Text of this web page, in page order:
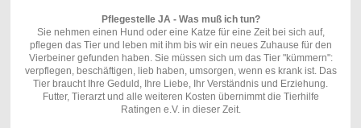
Pflegestelle JA - Was muß ich tun?
Sie nehmen einen Hund oder eine Katze für eine Zeit bei sich auf,
pflegen das Tier und leben mit ihm bis wir ein neues Zuhause für den
Vierbeiner gefunden haben. Sie müssen sich um das Tier "kümmern":
verpflegen, beschäftigen, lieb haben, umsorgen, wenn es krank ist. Das
Tier braucht Ihre Geduld, Ihre Liebe, Ihr Verständnis und Erziehung.
Futter, Tierarzt und alle weiteren Kosten übernimmt die Tierhilfe
Ratingen e.V. in dieser Zeit.